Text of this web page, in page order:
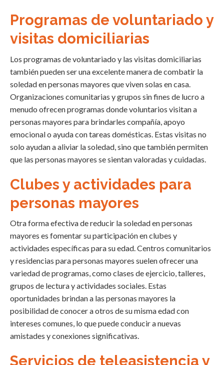
Programas de voluntariado y
visitas domiciliarias
Los programas de voluntariado y las visitas domiciliarias
también pueden ser una excelente manera de combatir la
soledad en personas mayores que viven solas en casa.
Organizaciones comunitarias y grupos sin fines de lucro a
menudo ofrecen programas donde voluntarios visitan a
personas mayores para brindarles compañía, apoyo
emocional o ayuda con tareas domésticas. Estas visitas no
solo ayudan a aliviar la soledad, sino que también permiten
que las personas mayores se sientan valoradas y cuidadas.
Clubes y actividades para
personas mayores
Otra forma efectiva de reducir la soledad en personas
mayores es fomentar su participación en clubes y
actividades específicas para su edad. Centros comunitarios
y residencias para personas mayores suelen ofrecer una
variedad de programas, como clases de ejercicio, talleres,
grupos de lectura y actividades sociales. Estas
oportunidades brindan a las personas mayores la
posibilidad de conocer a otros de su misma edad con
intereses comunes, lo que puede conducir a nuevas
amistades y conexiones significativas.
Servicios de teleasistencia y